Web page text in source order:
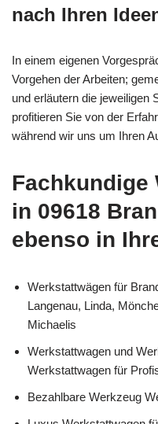
nach Ihren
In einem eigenen
Vorgehen der Arbeiten;
und erläutern die jeweiligen
profitieren Sie von der
während wir uns um Ihren
Fachkundige
in 09618
ebenso in
Werkstattwägen für
Langenau, Linda,
Michaelis
Werkstattwagen und
Werkstattwagen für
Bezahlbare Werkzeug